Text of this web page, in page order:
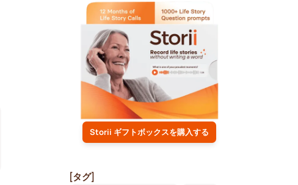
Storii ギフトボックスを購入する
[タグ]